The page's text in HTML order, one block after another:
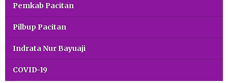
Pemkab Pacitan
Pilbup Pacitan
Indrata Nur Bayuaji
COVID-19